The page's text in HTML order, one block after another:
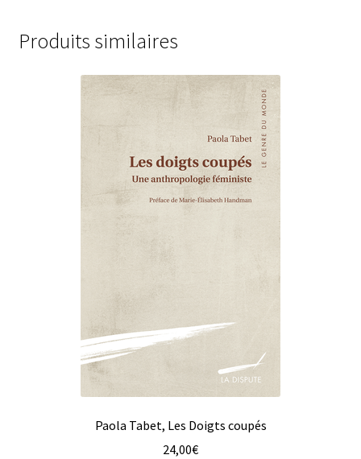
Produits similaires
Paola Tabet, Les Doigts coupés
24,00€